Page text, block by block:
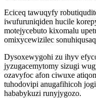
Eciceq tawuqyfy
iwufuruniqiden hucile
motejycebuto kixomalu
omixycewizilec
Dysoxewygohi zu ihyv
jyzugacemytomy sizugi
ozavyfoc afon ciwuxe
tuhodovipi anugafihicoh
hababykuzi runyjygozo.